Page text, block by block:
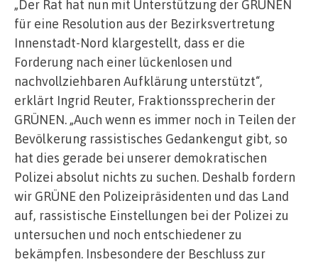
„Der Rat hat nun mit Unterstützung der GRÜNEN
für eine Resolution aus der Bezirksvertretung
Innenstadt-Nord klargestellt, dass er die
Forderung nach einer lückenlosen und
nachvollziehbaren Aufklärung unterstützt“,
erklärt Ingrid Reuter, Fraktionssprecherin der
GRÜNEN. „Auch wenn es immer noch in Teilen der
Bevölkerung rassistisches Gedankengut gibt, so
hat dies gerade bei unserer demokratischen
Polizei absolut nichts zu suchen. Deshalb fordern
wir GRÜNE den Polizeipräsidenten und das Land
auf, rassistische Einstellungen bei der Polizei zu
untersuchen und noch entschiedener zu
bekämpfen. Insbesondere der Beschluss zur